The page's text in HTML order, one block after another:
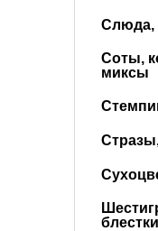
Слюда,
Соты,
миксы
блестки